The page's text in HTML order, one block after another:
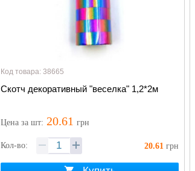
Код товара: 38665
Скотч декоративный "веселка" 1,2*2м
Ценаза шт: 20.61 грн
Кол-во: 20.61 грн